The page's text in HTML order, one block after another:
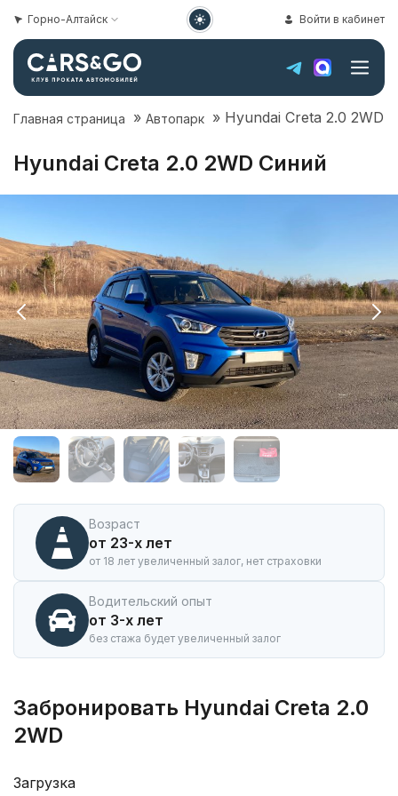
Горно-Алтайск Войти в кабинет
Главная страница » Автопарк » Hyundai Creta 2.0 2WD
Hyundai Creta 2.0 2WD Синий
Аренда
автомобиля
Hyundai
Creta
2WD
Горно-
Алтайске
Возраст
от 23-х лет
от 18 лет увеличенный залог, нет страховки
Водительский опыт
от 3-х лет
без стажа будет увеличенный залог
Забронировать Hyundai Creta 2.0
2WD
Загрузка